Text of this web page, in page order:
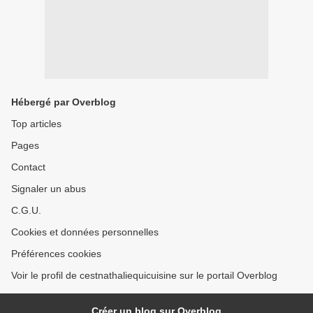
Hébergé par Overblog
Top articles
Pages
Contact
Signaler un abus
C.G.U.
Cookies et données personnelles
Préférences cookies
Voir le profil de cestnathaliequicuisine sur le portail Overblog